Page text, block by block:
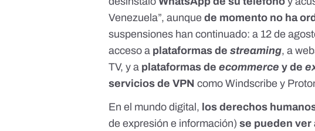
Venezuela”, aunquede momento no ha
suspensiones han continuado: a 12 de
acceso a plataformas destreaming, a
TV, y a plataformas deecommerce y de
servicios de VPN como Windscribe y
En el mundo digital , los derechos
de expresión e información)se pueden